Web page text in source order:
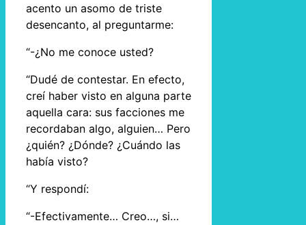
acento un asomo de triste
desencanto, al preguntarme:
“-¿No me conoce usted?
“Dudé de contestar. En efecto,
creí haber visto en alguna parte
aquella cara: sus facciones me
recordaban algo, alguien… Pero
¿quién? ¿Dónde? ¿Cuándo las
había visto?
“Y respondí:
“-Efectivamente… Creo…, si…